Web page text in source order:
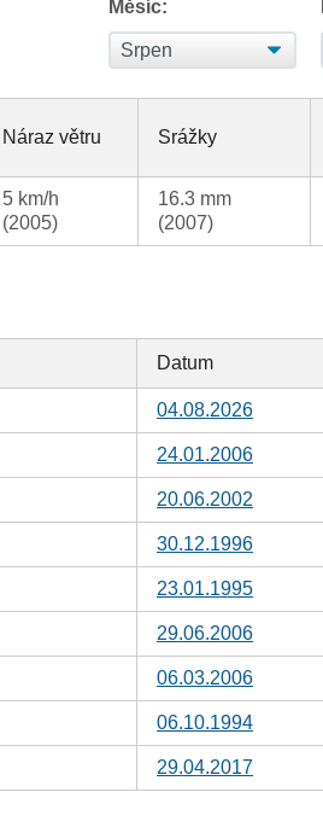
Měsíc:
Náraz větru Srážky
5 km/h
(2005)
16.3 mm
(2007)
Datum
04.08.2026
24.01.2006
20.06.2002
30.12.1996
23.01.1995
29.06.2006
06.03.2006
06.10.1994
29.04.2017